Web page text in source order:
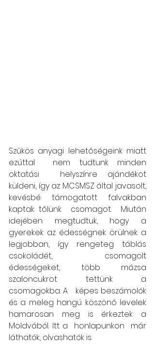
Szűkös anyagi lehetőségeink miatt
ezúttal  nem tudtunk minden
oktatási  helyszínre ajándékot
küldeni, így az MCSMSZ által javasolt,
kevésbé támogatott falvakban
kaptak tőlünk  csomagot.  Miután
idejében megtudtuk, hogy a
gyerekek az édességnek örülnek a
legjobban, így rengeteg táblás
csokoládét, csomagolt
édességeket, több mázsa
szaloncukrot tettünk a
csomagokba. A   képes beszámolók
és a meleg hangú köszönő levelek
hamarosan meg is érkeztek a
Moldvából. Itt a  honlapunkon  már
láthatók, olvashatók is.